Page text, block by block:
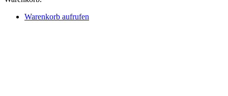
Warenkorb aufrufen